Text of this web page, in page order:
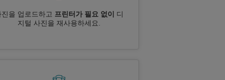
진을 업로드하고 프린터가 필요 없이
디
지털 사진을 재사용하세요.